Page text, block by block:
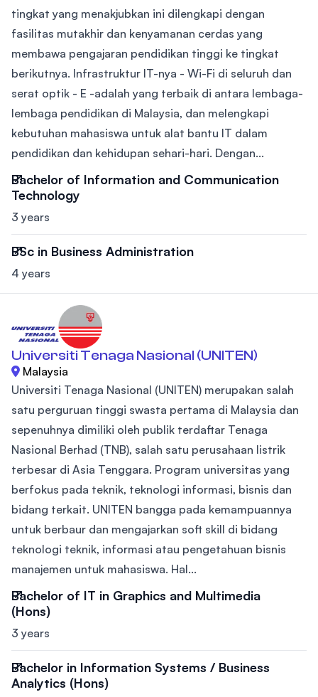
tingkat yang menakjubkan ini dilengkapi dengan
fasilitas mutakhir dan kenyamanan cerdas yang
membawa pengajaran pendidikan tinggi ke tingkat
berikutnya. Infrastruktur IT-nya - Wi-Fi di seluruh dan
serat optik - E -adalah yang terbaik di antara lembaga-
lembaga pendidikan di Malaysia, dan melengkapi
kebutuhan mahasiswa untuk alat bantu IT dalam
pendidikan dan kehidupan sehari-hari. Dengan...
Bachelor of Information and Communication
Technology
3 years
BSc in Business Administration
4 years
Universiti Tenaga Nasional (UNITEN)
Malaysia
Universiti Tenaga Nasional (UNITEN) merupakan salah
satu perguruan tinggi swasta pertama di Malaysia dan
sepenuhnya dimiliki oleh publik terdaftar Tenaga
Nasional Berhad (TNB), salah satu perusahaan listrik
terbesar di Asia Tenggara. Program universitas yang
berfokus pada teknik, teknologi informasi, bisnis dan
bidang terkait. UNITEN bangga pada kemampuannya
untuk berbaur dan mengajarkan soft skill di bidang
teknologi teknik, informasi atau pengetahuan bisnis
manajemen untuk mahasiswa. Hal...
Bachelor of IT in Graphics and Multimedia
(Hons)
3 years
Bachelor in Information Systems / Business
Analytics (Hons)